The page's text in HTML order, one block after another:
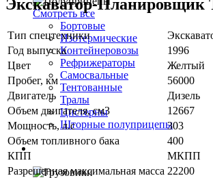
Смотреть все
Бортовые
Изотермические
Контейнеровозы
Рефрижераторы
Самосвальные
Тентованные
Тралы
Цистерны
Шторные полуприцепы
Грузовики
Экскаватор-Планировщик
Тип спецтехники
Год выпуска
1996
Цвет
Желтый
Пробег, км
56000
Двигатель
Дизель
Объем двигателя, см3
12667
Мощность, л.с
303
Объем топливного бака
400
КПП
МКПП
Разрешенная максимальная масса 22200